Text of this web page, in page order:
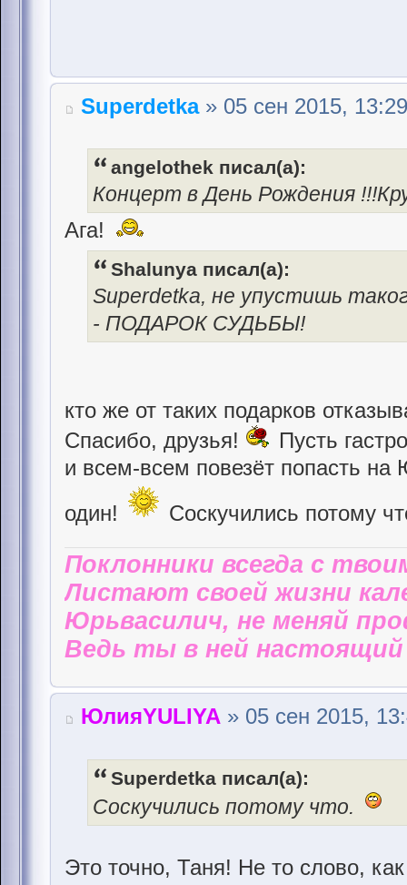
Superdetka» 05 сен 2015, 13:29
angelothek писал(а):
Концерт в День Рождения
Ага!
Shalunya писал(а):
Superdetka, не упустишь
- ПОДАРОК СУДЬБЫ!
кто же от таких подарков
Спасибо, друзья!
Пусть
и всем-всем повезёт попасть
один!
Соскучились потому
Поклонники всегда с
Листают своей жизни
Юрьвасилич, не меняй
Ведь ты в ней настоящий
ЮлияYULIYA » 05 сен 2015,
Superdetka писал(а):
Соскучились потому что.
Это точно, Таня! Не то слово,